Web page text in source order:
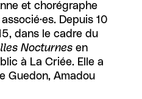
et chorégraphe
Depuis 10
dans le cadre du
Nocturnes en
à La Criée. Elle a
Guedon, Amadou